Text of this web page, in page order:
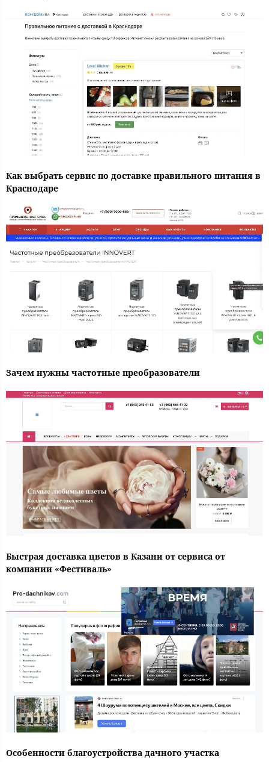
Как выбрать сервис по доставке правильного питания в
Краснодаре
Зачем нужны частотные преобразователи
Быстрая доставка цветов в Казани от сервиса от
компании «Фестиваль»
Особенности благоустройства дачного участка